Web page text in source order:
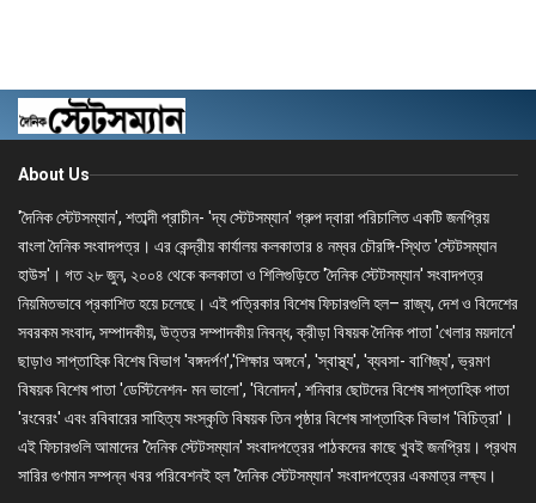
About Us
'দৈনিক স্টেটসম্যান', শতাব্দী প্রাচীন- 'দ্য স্টেটসম্যান' গ্রুপ দ্বারা পরিচালিত একটি জনপ্রিয়
বাংলা দৈনিক সংবাদপত্র। এর কেন্দ্রীয় কার্যালয় কলকাতার ৪ নম্বর চৌরঙ্গি-স্থিত 'স্টেটসম্যান
হাউস'। গত ২৮ জুন, ২০০৪ থেকে কলকাতা ও শিলিগুড়িতে 'দৈনিক স্টেটসম্যান' সংবাদপত্র
নিয়মিতভাবে প্রকাশিত হয়ে চলেছে। এই পত্রিকার বিশেষ ফিচারগুলি হল– রাজ্য, দেশ ও বিদেশের
সবরকম সংবাদ, সম্পাদকীয়, উত্তর সম্পাদকীয় নিবন্ধ, ক্রীড়া বিষয়ক দৈনিক পাতা 'খেলার ময়দানে'
ছাড়াও সাপ্তাহিক বিশেষ বিভাগ 'বঙ্গদর্পণ','শিক্ষার অঙ্গনে', 'স্বাস্থ্য', 'ব্যবসা- বাণিজ্য', ভ্রমণ
বিষয়ক বিশেষ পাতা 'ডেস্টিনেশন- মন ভালো', 'বিনোদন', শনিবার ছোটদের বিশেষ সাপ্তাহিক পাতা
'রংবেরং' এবং রবিবারের সাহিত্য সংস্কৃতি বিষয়ক তিন পৃষ্ঠার বিশেষ সাপ্তাহিক বিভাগ 'বিচিত্রা'।
এই ফিচারগুলি আমাদের 'দৈনিক স্টেটসম্যান' সংবাদপত্রের পাঠকদের কাছে খুবই জনপ্রিয়। প্রথম
সারির গুণমান সম্পন্ন খবর পরিবেশনই হল 'দৈনিক স্টেটসম্যান' সংবাদপত্রের একমাত্র লক্ষ্য।